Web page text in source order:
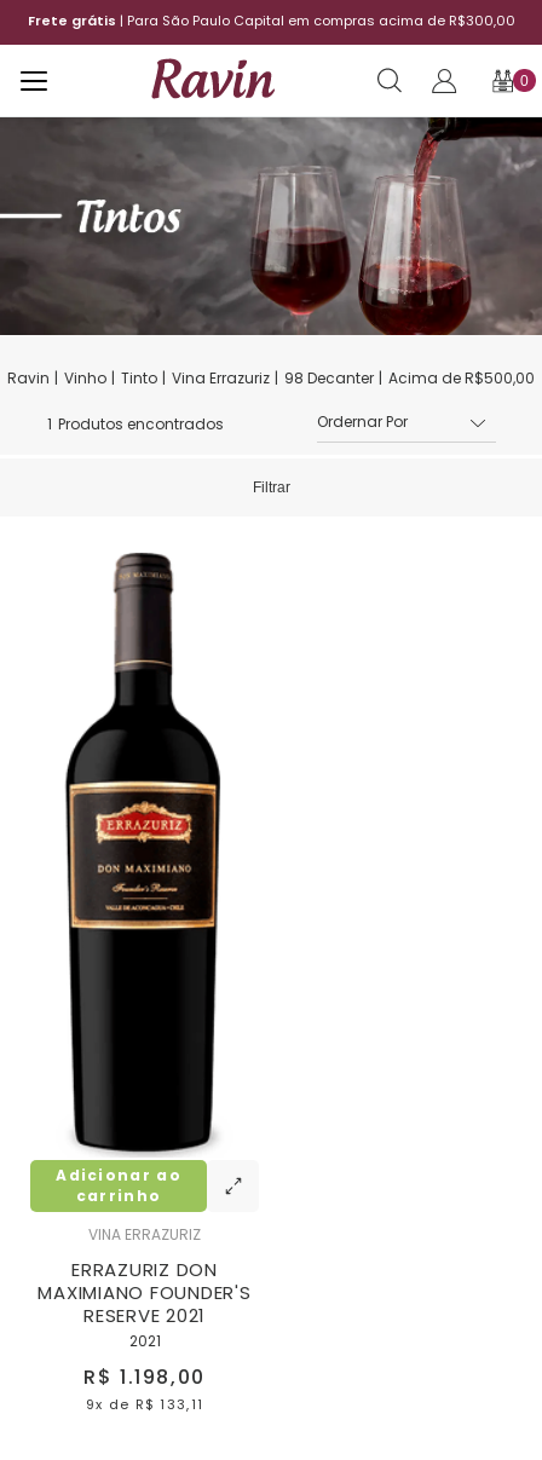
Frete grátis | Para São Paulo Capital em compras acima de R$300,00
0
Vinho Tinto Vina Errazuriz 98 Decanter Acima de R$500,00
1 Produtos encontrados
Filtrar
VINA ERRAZURIZ
ERRAZURIZ DON
MAXIMIANO FOUNDER'S
RESERVE 2021
2021
R$ 1.198,00
9x de R$ 133,11
Adicionar ao
carrinho